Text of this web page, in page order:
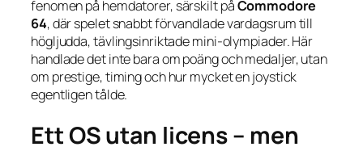
fenomen på hemdatorer, särskilt påCommodore
64, där spelet snabbt förvandlade vardagsrum till
högljudda, tävlingsinriktade mini-olympiader. Här
handlade det inte bara om poäng och medaljer, utan
om prestige, timing och hur mycket en joystick
egentligen tålde.
Ett OS utan licens – men